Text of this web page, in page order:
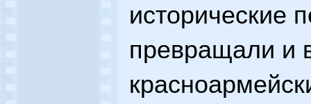
исторические
превращали и